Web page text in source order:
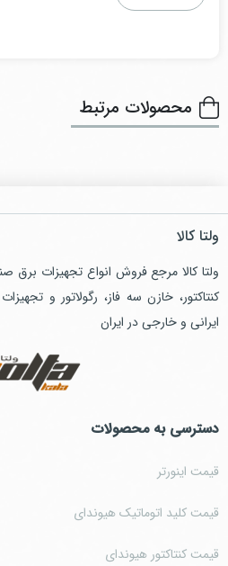
محصولات مرتبط
ولتا کالا
ولتا کالا مرجع فروش انواع تجهیزات برق
کنتاکتور، خازن سه فاز، رگولاتور و
ایرانی و خارجی در ایران
دسترسی به محصولات
قیمت اینورتر
قیمت کلید اتوماتیک هیوندای
قیمت کنتاکتور هیوندای